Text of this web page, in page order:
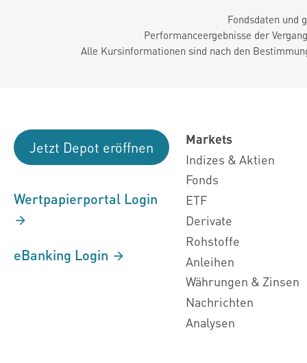
Fondsdaten und
Performanceergebnisse der
Alle Kursinformationen sind nach den
Jetzt Depot eröffnen
Wertpapierportal Login
eBanking Login
Markets
Indizes & Aktien
Fonds
ETF
Derivate
Rohstoffe
Anleihen
Währungen & Zinsen
Nachrichten
Analysen